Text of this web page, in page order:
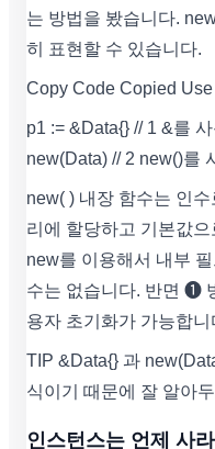
는 방법을 봤습니다.
히 표현할 수 있습니다.
Copy Code Copied
p1 := &Data{} // 1 &를
new(Data) // 2 new()를
new( ) 내장 함수는 인
리에 할당하고 기본값
new를 이용해서 내부
수는 없습니다. 반면 ❶
용자 초기화가 가능합니
TIP &Data{} 과
식이기 때문에 잘 알아
인스턴스는 언제 사